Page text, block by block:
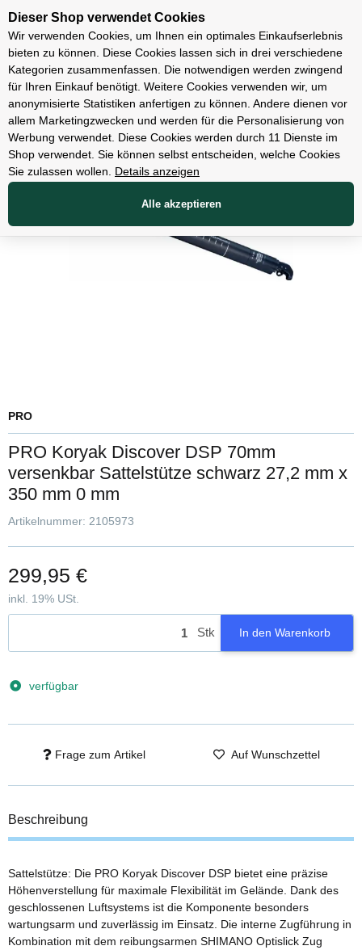
Unsere Filialen
Teile
PRO
PRO Koryak Discover DSP 70mm
versenkbar Sattelstütze schwarz 27,2 mm x
350 mm 0 mm
Artikelnummer: 2105973
299,95 €
inkl. 19% USt.
Stk In den Warenkorb
verfügbar
Frage zum Artikel Auf Wunschzettel
Beschreibung
Sattelstütze: Die PRO Koryak Discover DSP bietet eine präzise
Höhenverstellung für maximale Flexibilität im Gelände. Dank des
geschlossenen Luftsystems ist die Komponente besonders
wartungsarm und zuverlässig im Einsatz. Die interne Zugführung in
Kombination mit dem reibungsarmen SHIMANO Optislick Zug
Dieser Shop verwendet Cookies
Wir verwenden Cookies, um Ihnen ein optimales Einkaufserlebnis
bieten zu können. Diese Cookies lassen sich in drei verschiedene
Kategorien zusammenfassen. Die notwendigen werden zwingend
für Ihren Einkauf benötigt. Weitere Cookies verwenden wir, um
anonymisierte Statistiken anfertigen zu können. Andere dienen vor
allem Marketingzwecken und werden für die Personalisierung von
Werbung verwendet. Diese Cookies werden durch 11 Dienste im
Shop verwendet. Sie können selbst entscheiden, welche Cookies
Sie zulassen wollen.
Details anzeigen
Alle akzeptieren